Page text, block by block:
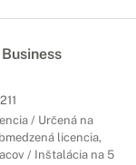
/ Určená na
licencia,
/ Inštalácia na 5